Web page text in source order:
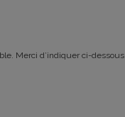
Merci d’indiquer ci-